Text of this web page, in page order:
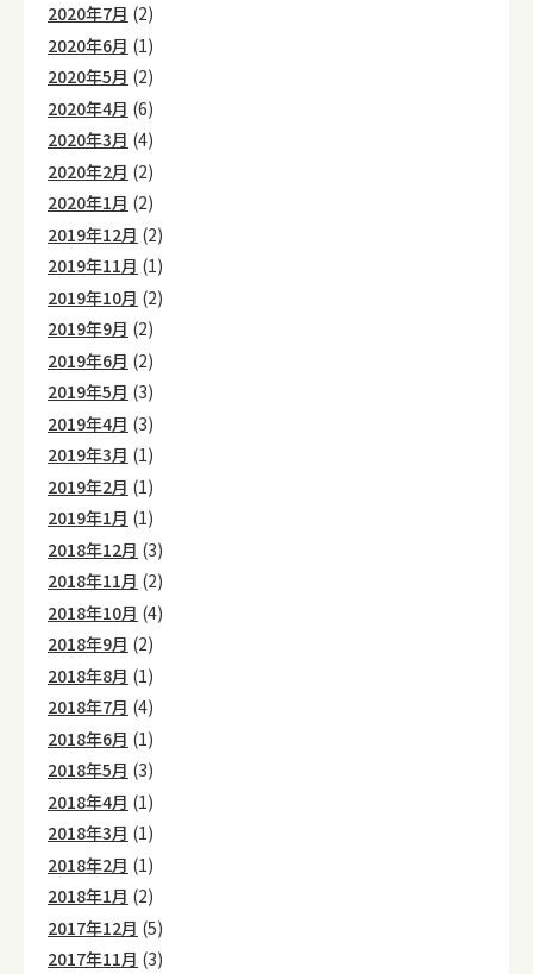
2020年7月 (2)
2020年6月 (1)
2020年5月 (2)
2020年4月 (6)
2020年3月 (4)
2020年2月 (2)
2020年1月 (2)
2019年12月 (2)
2019年11月 (1)
2019年10月 (2)
2019年9月 (2)
2019年6月 (2)
2019年5月 (3)
2019年4月 (3)
2019年3月 (1)
2019年2月 (1)
2019年1月 (1)
2018年12月 (3)
2018年11月 (2)
2018年10月 (4)
2018年9月 (2)
2018年8月 (1)
2018年7月 (4)
2018年6月 (1)
2018年5月 (3)
2018年4月 (1)
2018年3月 (1)
2018年2月 (1)
2018年1月 (2)
2017年12月 (5)
2017年11月 (3)